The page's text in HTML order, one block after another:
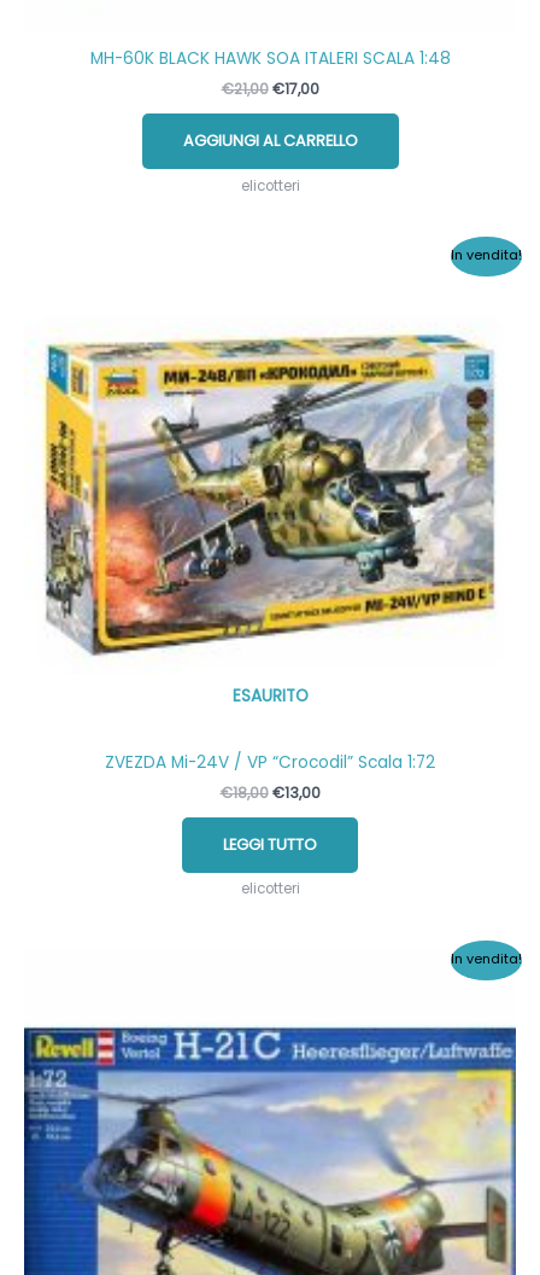
MH-60K BLACK HAWK SOA ITALERI SCALA 1:48
€21,00 Il
era:
€21,00.
€17,00Il
è:
€17,00.
AGGIUNGI AL CARRELLO
elicotteri
In vendita!
ESAURITO
ZVEZDA Mi-24V / VP “Crocodil” Scala 1:72
€18,00 Il
era:
€18,00.
€13,00Il
€13,00.
LEGGI TUTTO
elicotteri
In vendita!